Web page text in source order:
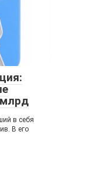
в себя
В его